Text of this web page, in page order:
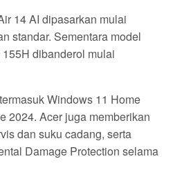
14 AI dipasarkan mulai
standar. Sementara model
dibanderol mulai
Windows 11 Home
2024. Acer juga memberikan
dan suku cadang, serta
Damage Protection selama